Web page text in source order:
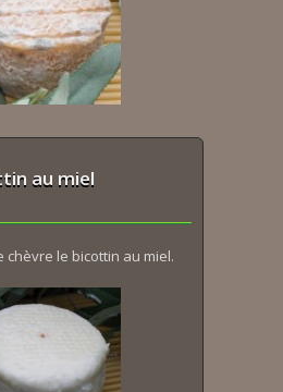
au miel
chèvre le bicottin au miel.